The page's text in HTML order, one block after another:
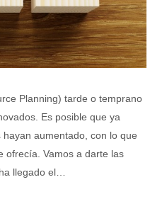
Planning) tarde o temprano
Es posible que ya
aumentado, con lo que
ofrecía. Vamos a darte las
llegado el…